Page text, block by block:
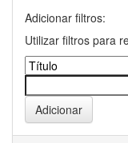
Adicionar filtros:
Utilizar filtros para